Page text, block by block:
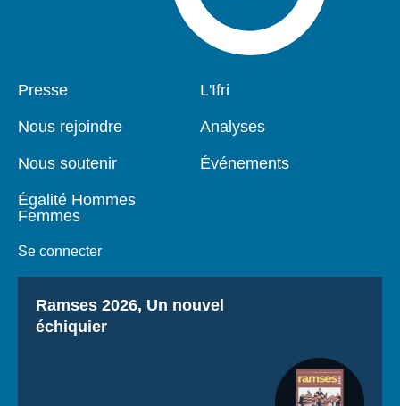
Pied
Presse
Nous rejoindre
Nous soutenir
Égalité Hommes
Femmes
Se connecter
Navigation
L'Ifri
Analyses
Événements
Titre
Ramses 2026, Un nouvel
échiquier